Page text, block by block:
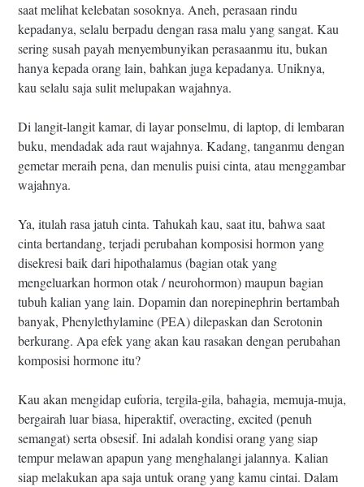
saat melihat kelebatan sosoknya. Aneh, perasaan rindu
kepadanya, selalu berpadu dengan rasa malu yang sangat. Kau
sering susah payah menyembunyikan perasaanmu itu, bukan
hanya kepada orang lain, bahkan juga kepadanya. Uniknya,
kau selalu saja sulit melupakan wajahnya.
Di langit-langit kamar, di layar ponselmu, di laptop, di lembaran
buku, mendadak ada raut wajahnya. Kadang, tanganmu dengan
gemetar meraih pena, dan menulis puisi cinta, atau menggambar
wajahnya.
Ya, itulah rasa jatuh cinta. Tahukah kau, saat itu, bahwa saat
cinta bertandang, terjadi perubahan komposisi hormon yang
disekresi baik dari hipothalamus (bagian otak yang
mengeluarkan hormon otak / neurohormon) maupun bagian
tubuh kalian yang lain. Dopamin dan norepinephrin bertambah
banyak, Phenylethylamine (PEA) dilepaskan dan Serotonin
berkurang. Apa efek yang akan kau rasakan dengan perubahan
komposisi hormone itu?
Kau akan mengidap euforia, tergila-gila, bahagia, memuja-muja,
bergairah luar biasa, hiperaktif, overacting, excited (penuh
semangat) serta obsesif. Ini adalah kondisi orang yang siap
tempur melawan apapun yang menghalangi jalannya. Kalian
siap melakukan apa saja untuk orang yang kamu cintai. Dalam